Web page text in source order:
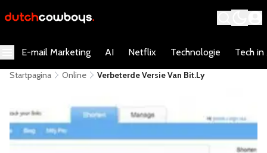
E-mail Marketing AI Netflix Technologie Tech in
Startpagina Online Verbeterde Versie Van Bit.ly